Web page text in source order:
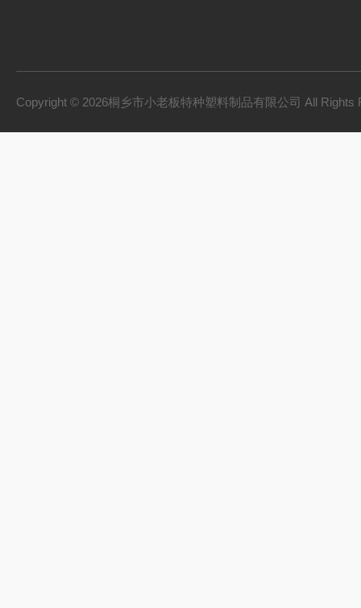
Copyright © 2026桐乡市小老板特种塑料制品有限公司 All